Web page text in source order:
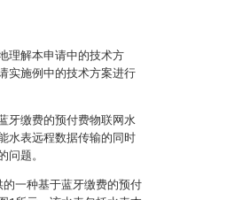
理解本申请中的技术方
实施例中的技术方案进行
牙缴费的预付费物联网水
水表远程数据传输的同时
问题。
一种基于蓝牙缴费的预付